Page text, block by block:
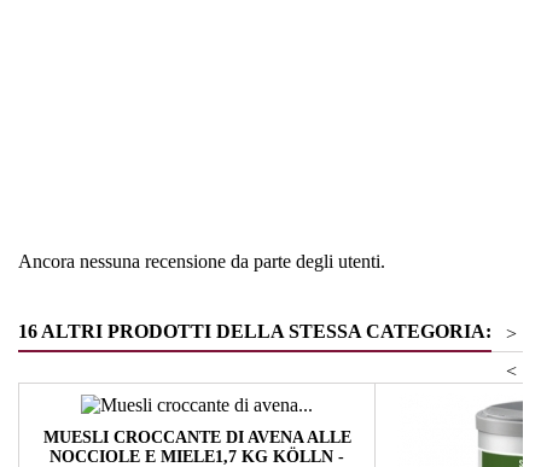
Ancora nessuna recensione da parte degli utenti.
16 ALTRI PRODOTTI DELLA STESSA CATEGORIA:
>
<
MUESLI CROCCANTE DI AVENA ALLE
NOCCIOLE E MIELE1,7 KG KÖLLN -